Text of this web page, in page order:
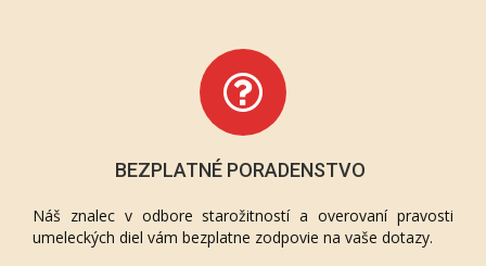
BEZPLATNÉ PORADENSTVO
Náš znalec v odbore starožitností a overovaní pravosti
umeleckých diel vám bezplatne zodpovie na vaše dotazy.